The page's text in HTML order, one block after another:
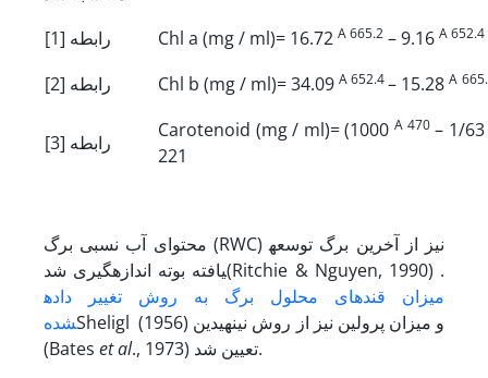
[1] رابطه
Chl a (mg / ml)= 16.72 A 665.2 – 9.16 A 652.4
[2] رابطه Chl b (mg / ml)= 34.09 A 652.4– 15.28 A
[3] رابطه
Carotenoid (mg / ml)= (1000A 470– 1/
221
محتوای آب نسبی برگ (RWC) نیز از آخرین برگ توسعه
یافته بوته اندازه­گیری شد(Ritchie & Nguyen, 1990) .
میزان قندهای محلول برگ به روش تغییر داده
شده
Sheligl (1956) و میزان پرولین نیز از روش نینهیدین
(Bates et al
., 1973) تعیین شد.